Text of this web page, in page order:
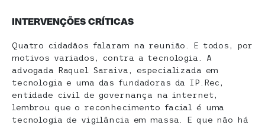
INTERVENÇÕES CRÍTICAS
Quatro cidadãos falaram na reunião. E todos, por
motivos variados, contra a tecnologia. A
advogada Raquel Saraiva, especializada em
tecnologia e uma das fundadoras da IP.Rec,
entidade civil de governança na internet,
lembrou que o reconhecimento facial é uma
tecnologia de vigilância em massa. E que não há